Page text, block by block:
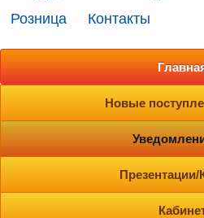
Розница
Контакты
Новые
Презентации/